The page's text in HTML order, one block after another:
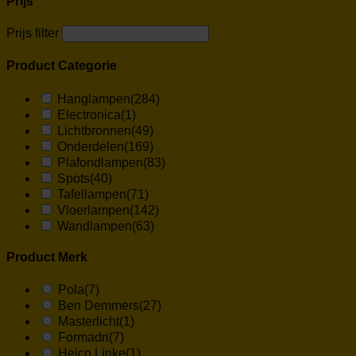
Prijs filter
Product Categorie
Hanglampen(284)
Electronica(1)
Lichtbronnen(49)
Onderdelen(169)
Plafondlampen(83)
Spots(40)
Tafellampen(71)
Vloerlampen(142)
Wandlampen(63)
Product Merk
Pola(7)
Ben Demmers(27)
Masterlicht(1)
Formadri(7)